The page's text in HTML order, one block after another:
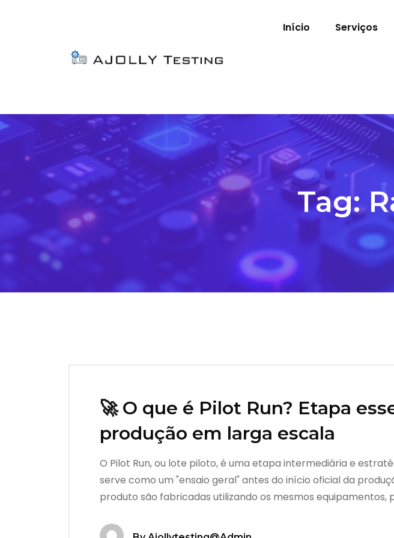
Início Serviços
Tag:
🚀 O que é Pilot Run? Etapa
produção em larga escala
O Pilot Run, ou lote piloto, é uma etapa intermediária e
serve como um "ensaio geral" antes do início oficial da
produto são fabricadas utilizando os mesmos equipamentos,